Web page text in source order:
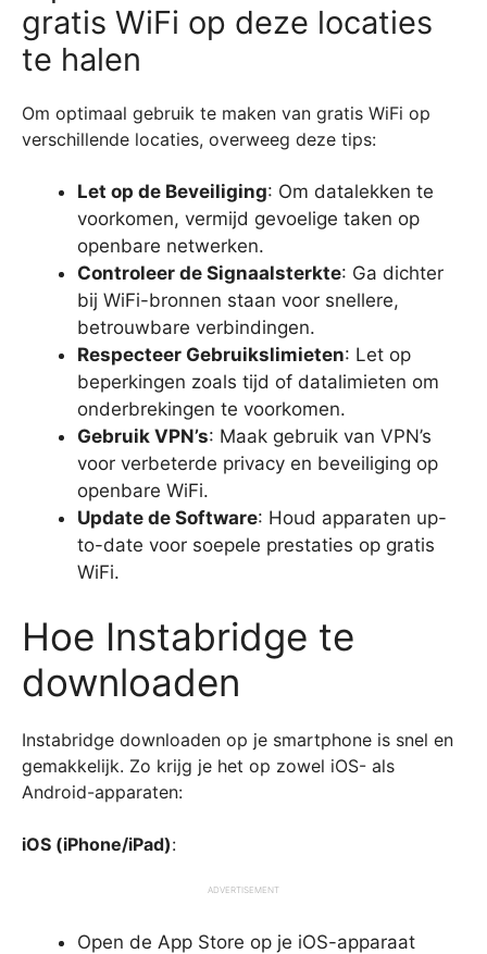
gratis WiFi op deze locaties
te halen
Om optimaal gebruik te maken van gratis WiFi op
verschillende locaties, overweeg deze tips:
Let op de Beveiliging: Om datalekken te
voorkomen, vermijd gevoelige taken op
openbare netwerken.
Controleer de Signaalsterkte: Ga dichter
bij WiFi-bronnen staan voor snellere,
betrouwbare verbindingen.
Respecteer Gebruikslimieten: Let op
beperkingen zoals tijd of datalimieten om
onderbrekingen te voorkomen.
Gebruik VPN’s: Maak gebruik van VPN’s
voor verbeterde privacy en beveiliging op
openbare WiFi.
Update de Software: Houd apparaten up-
to-date voor soepele prestaties op gratis
WiFi.
Hoe Instabridge te
downloaden
Instabridge downloaden op je smartphone is snel en
gemakkelijk. Zo krijg je het op zowel iOS- als
Android-apparaten:
iOS (iPhone/iPad):
ADVERTISEMENT
Open de App Store op je iOS-apparaat